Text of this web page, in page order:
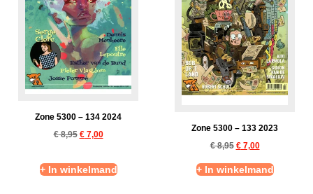
Zone 5300 – 134 2024
€8,95 €7,00
+ In winkelmand
Zone 5300 – 133 2023
€8,95 €7,00
+ In winkelmand